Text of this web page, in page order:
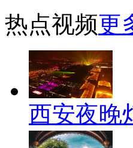
热点视频更
西安夜晚